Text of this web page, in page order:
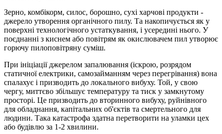
Зерно, комбікорм, силос, борошно, сухі харчові продукти -
джерело утворення органічного пилу. Та накопичується як у
поверхні технологічного устаткування, і усередині нього. У
поєднанні з киснем або повітрям як окислювачем пил утворює
горючу пилоповітряну суміш.
При ініціації джерелом запалювання (іскрою, розрядом
статичної електрики, самозайманням через перегрівання) вона
спалахує і призводить до локального вибуху. Той, у свою
чергу, миттєво збільшує температуру та тиск у замкнутому
просторі. Це призводить до вторинного вибуху, руйнівного
для обладнання, капітальних об'єктів та смертельного для
людини. Така катастрофа здатна перетворити на уламки цех
або будівлю за 1-2 хвилини.